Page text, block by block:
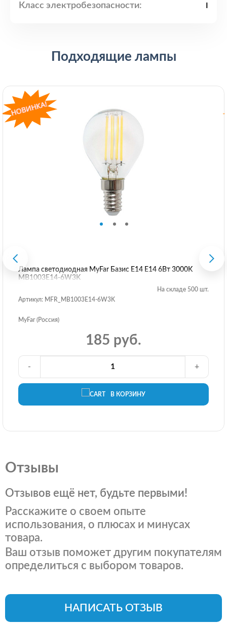
Класс электробезопасности:
Подходящие лампы
Лампа светодиодная MyFar Базис E14 E14 6Вт 3000K
MB1003E14-6W3K
На складе 500 шт.
Артикул: MFR_MB1003E14-6W3K
MyFar (Россия)
185 руб.
В КОРЗИНУ
- +
Отзывы
Отзывов ещё нет, будьте первыми!
Расскажите о своем опыте
использования, о плюсах и минусах
товара.
Ваш отзыв поможет другим покупателям
определиться с выбором товаров.
НАПИСАТЬ ОТЗЫВ